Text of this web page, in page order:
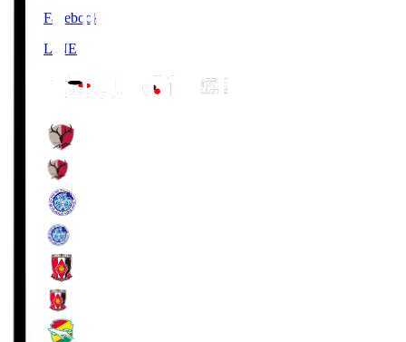
Facebook
LINE